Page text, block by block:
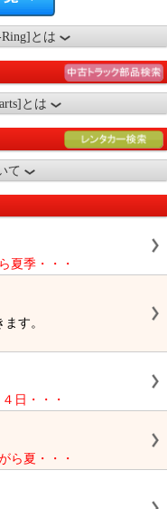
とは
とは
て
夏季・・・
す。
日・・・
ら夏・・・